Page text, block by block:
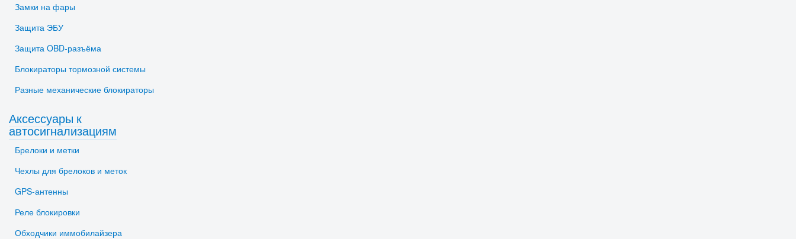
Замки на фары
Защита ЭБУ
Защита OBD-разъёма
Блокираторы тормозной системы
Разные механические блокираторы
Аксессуары к
автосигнализациям
Брелоки и метки
Чехлы для брелоков и меток
GPS-антенны
Реле блокировки
Обходчики иммобилайзера